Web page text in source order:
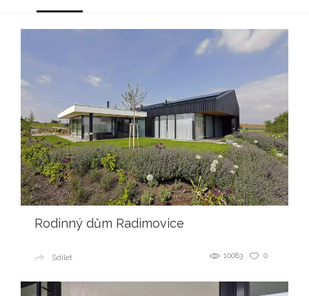
Rodinný dům Radimovice
0
10083
Sdílet